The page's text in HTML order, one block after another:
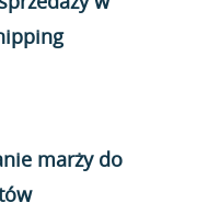
marży do